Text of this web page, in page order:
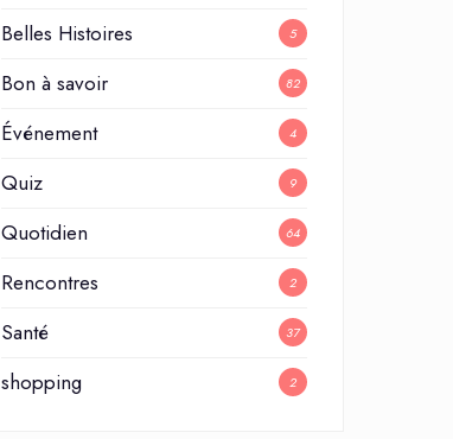
Belles Histoires 5
Bon à savoir 82
Événement 4
Quiz 9
Quotidien 64
Rencontres 2
Santé 37
shopping 2